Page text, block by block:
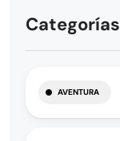
Categorías
AVENTURA